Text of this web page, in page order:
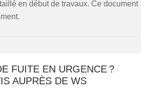
en début de travaux. Ce document
FUITE EN URGENCE ?
AUPRÈS DE WS